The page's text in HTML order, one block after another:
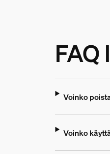
FAQ
Voinko
Voinko